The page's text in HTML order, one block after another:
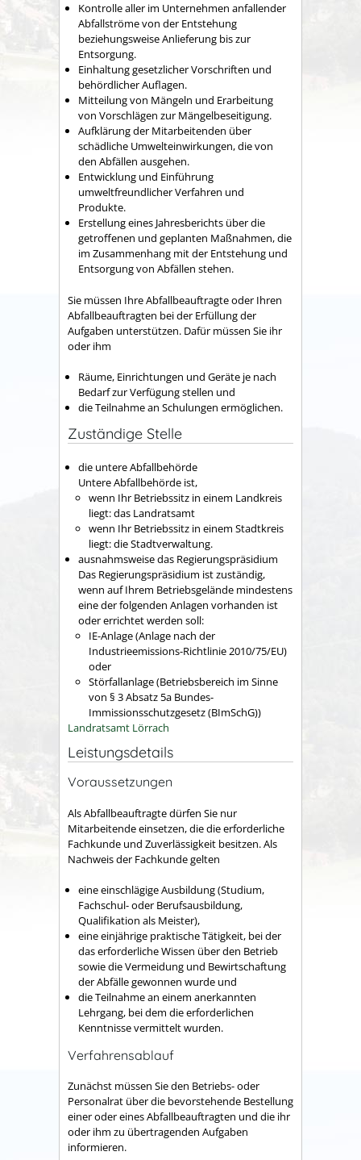
Kontrolle aller im Unternehmen anfallender
Abfallströme von der Entstehung
beziehungsweise Anlieferung bis zur
Entsorgung.
Einhaltung gesetzlicher Vorschriften und
behördlicher Auflagen.
Mitteilung von Mängeln und Erarbeitung
von Vorschlägen zur Mängelbeseitigung.
Aufklärung der Mitarbeitenden über
schädliche Umwelteinwirkungen, die von
den Abfällen ausgehen.
Entwicklung und Einführung
umweltfreundlicher Verfahren und
Produkte.
Erstellung eines Jahresberichts über die
getroffenen und geplanten Maßnahmen, die
im Zusammenhang mit der Entstehung und
Entsorgung von Abfällen stehen.
Sie müssen Ihre Abfallbeauftragte oder Ihren
Abfallbeauftragten bei der Erfüllung der
Aufgaben unterstützen. Dafür müssen Sie ihr
oder ihm
Räume, Einrichtungen und Geräte je nach
Bedarf zur Verfügung stellen und
die Teilnahme an Schulungen ermöglichen.
Zuständige Stelle
die untere Abfallbehörde
Untere Abfallbehörde ist,
wenn Ihr Betriebssitz in einem Landkreis
liegt: das Landratsamt
wenn Ihr Betriebssitz in einem Stadtkreis
liegt: die Stadtverwaltung.
ausnahmsweise das Regierungspräsidium
Das Regierungspräsidium ist zuständig,
wenn auf Ihrem Betriebsgelände mindestens
eine der folgenden Anlagen vorhanden ist
oder errichtet werden soll:
IE-Anlage (Anlage nach der
Industrieemissions-Richtlinie 2010/75/EU)
oder
Störfallanlage (Betriebsbereich im Sinne
von § 3 Absatz 5a Bundes-
Immissionsschutzgesetz (BImSchG))
Landratsamt Lörrach
Leistungsdetails
Voraussetzungen
Als Abfallbeauftragte dürfen Sie nur
Mitarbeitende einsetzen, die die erforderliche
Fachkunde und Zuverlässigkeit besitzen.Als
Nachweis der Fachkunde gelten
eine einschlägige Ausbildung (Studium,
Fachschul- oder Berufsausbildung,
Qualifikation als Meister),
eine einjährige praktische Tätigkeit, bei der
das erforderliche Wissen über den Betrieb
sowie die Vermeidung und Bewirtschaftung
der Abfälle gewonnen wurde und
die Teilnahme an einem anerkannten
Lehrgang, bei dem die erforderlichen
Kenntnisse vermittelt wurden.
Verfahrensablauf
Zunächst müssen Sie den Betriebs- oder
Personalrat über die bevorstehende Bestellung
einer oder eines Abfallbeauftragten und die ihr
oder ihm zu übertragenden Aufgaben
informieren.